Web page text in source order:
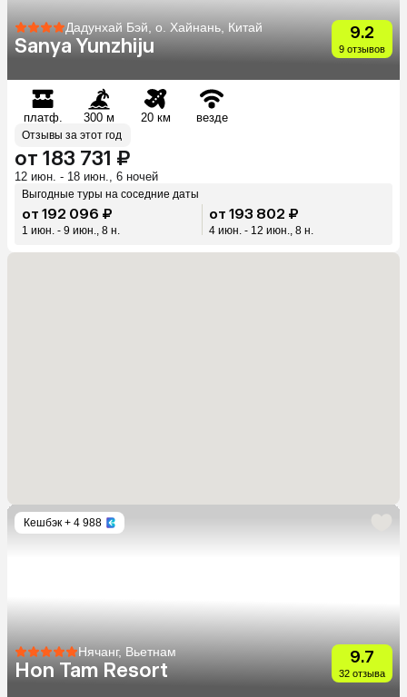
Дадунхай Бэй, о. Хайнань, Китай
Sanya Yunzhiju
9.2
9 отзывов
платф. 300 м 20 км везде
Отзывы за этот год
от 183 731 ₽
12 июн. - 18 июн., 6 ночей
Выгодные туры на соседние даты
от 192 096 ₽
1 июн. - 9 июн., 8 н.
от 193 802 ₽
4 июн. - 12 июн., 8 н.
Кешбэк + 4 988
Нячанг, Вьетнам
Hon Tam Resort
9.7
32 отзыва